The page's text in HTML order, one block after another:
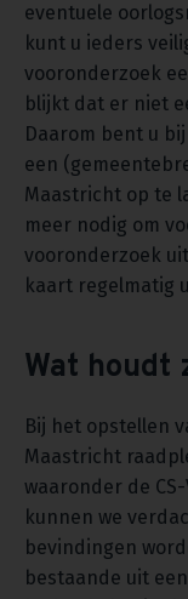
eventuele
kunt u ieders
vooronderzoek
blijkt dat er niet
Daarom bent u
een
Maastricht op te
meer nodig om
vooronderzoek
kaart regelmatig
Wat houdt
Bij het opstellen
Maastricht
waaronder de
kunnen we
bevindingen
bestaande uit